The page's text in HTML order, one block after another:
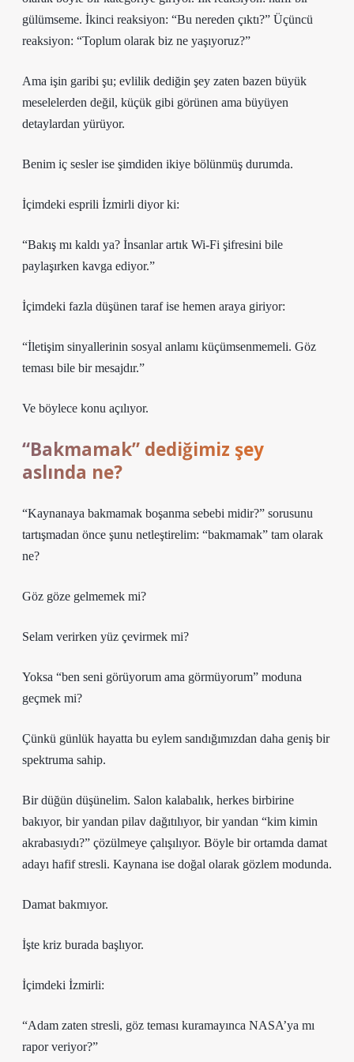
gülümseme. İkinci reaksiyon: “Bu nereden çıktı?” Üçüncü
reaksiyon: “Toplum olarak biz ne yaşıyoruz?”
Ama işin garibi şu; evlilik dediğin şey zaten bazen büyük
meselelerden değil, küçük gibi görünen ama büyüyen
detaylardan yürüyor.
Benim iç sesler ise şimdiden ikiye bölünmüş durumda.
İçimdeki esprili İzmirli diyor ki:
“Bakış mı kaldı ya? İnsanlar artık Wi-Fi şifresini bile
paylaşırken kavga ediyor.”
İçimdeki fazla düşünen taraf ise hemen araya giriyor:
“İletişim sinyallerinin sosyal anlamı küçümsenmemeli. Göz
teması bile bir mesajdır.”
Ve böylece konu açılıyor.
“Bakmamak” dediğimiz şey
aslında ne?
“Kaynanaya bakmamak boşanma sebebi midir?” sorusunu
tartışmadan önce şunu netleştirelim: “bakmamak” tam olarak
ne?
Göz göze gelmemek mi?
Selam verirken yüz çevirmek mi?
Yoksa “ben seni görüyorum ama görmüyorum” moduna
geçmek mi?
Çünkü günlük hayatta bu eylem sandığımızdan daha geniş bir
spektruma sahip.
Bir düğün düşünelim. Salon kalabalık, herkes birbirine
bakıyor, bir yandan pilav dağıtılıyor, bir yandan “kim kimin
akrabasıydı?” çözülmeye çalışılıyor. Böyle bir ortamda damat
adayı hafif stresli. Kaynana ise doğal olarak gözlem modunda.
Damat bakmıyor.
İşte kriz burada başlıyor.
İçimdeki İzmirli:
“Adam zaten stresli, göz teması kuramayınca NASA’ya mı
rapor veriyor?”